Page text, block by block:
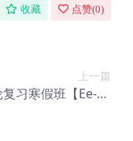
收藏 点赞(0)
上一篇
习寒假班【Ee-01